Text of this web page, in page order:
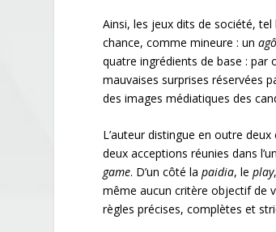
Ainsi, les jeux dits de société,
chance, comme mineure : un
quatre ingrédients de base : par
mauvaises surprises réservées
des images médiatiques des
L’auteur distingue en outre
deux acceptions réunies dans
game. D’un côté lapaidia, leplay
même aucun critère objectif de
règles précises, complètes et